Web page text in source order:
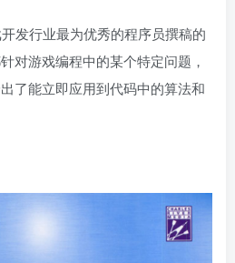
发行业最为优秀的程序员撰稿的
对游戏编程中的某个特定问题，
了能立即应用到代码中的算法和